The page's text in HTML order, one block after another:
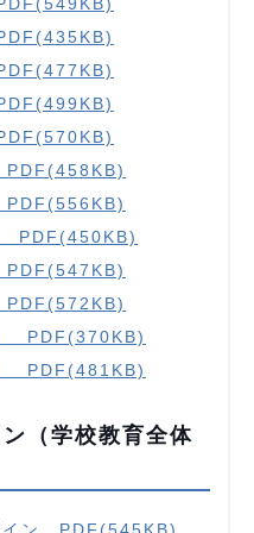
PDF(450KB)
PDF(370KB)
PDF(481KB)
（学校教育全体